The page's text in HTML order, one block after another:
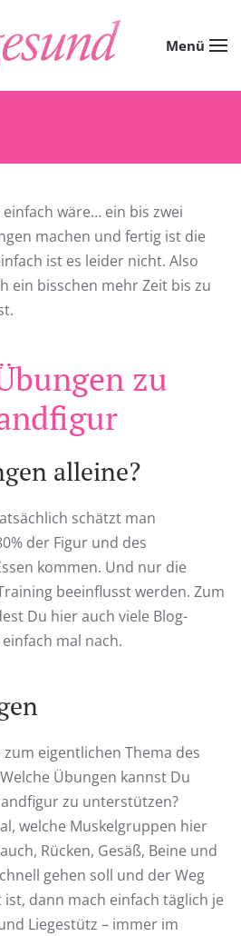
Menü
wäre… ein bis zwei
machen und fertig ist die
ist es leider nicht. Also
ein bisschen mehr Zeit bis zu
zu
alleine?
schätzt man
der Figur und des
kommen. Und nur die
beeinflusst werden. Zum
Du hier auch viele Blog-
mal nach.
eigentlichen Thema des
Übungen kannst Du
zu unterstützen?
welche Muskelgruppen hier
Rücken, Gesäß, Beine und
gehen soll und der Weg
dann mach einfach täglich je
Liegestütz – immer im